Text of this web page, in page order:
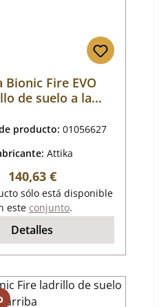
Bionic Fire EVO
de suelo a la
producto:01056627
Attika
Precio normal:
140,63 €
sólo está disponible
este conjunto.
Detalles